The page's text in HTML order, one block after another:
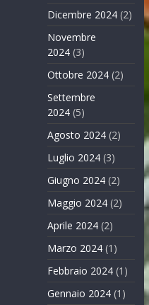
Dicembre 2024 (2)
Novembre
2024 (3)
Ottobre 2024 (2)
Settembre
2024 (5)
Agosto 2024 (2)
Luglio 2024 (3)
Giugno 2024 (2)
Maggio 2024 (2)
Aprile 2024 (2)
Marzo 2024 (1)
Febbraio 2024 (1)
Gennaio 2024 (1)